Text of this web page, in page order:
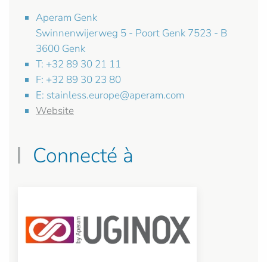
Aperam Genk
Swinnenwijerweg 5 - Poort Genk 7523 - B
3600 Genk
T: +32 89 30 21 11
F: +32 89 30 23 80
E: stainless.europe@aperam.com
Website
Connecté à